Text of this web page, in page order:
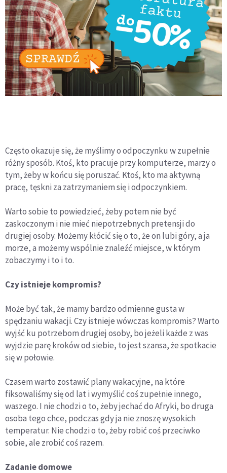
Często okazuje się, że myślimy o odpoczynku w zupełnie
różny sposób. Ktoś, kto pracuje przy komputerze, marzy o
tym, żeby w końcu się poruszać. Ktoś, kto ma aktywną
pracę, tęskni za zatrzymaniem się i odpoczynkiem.
Warto sobie to powiedzieć, żeby potem nie być
zaskoczonym i nie mieć niepotrzebnych pretensji do
drugiej osoby. Możemy kłócić się o to, że on lubi góry, a ja
morze, a możemy wspólnie znaleźć miejsce, w którym
zobaczymy i to i to.
Czy istnieje kompromis?
Może być tak, że mamy bardzo odmienne gusta w
spędzaniu wakacji. Czy istnieje wówczas kompromis? Warto
wyjść ku potrzebom drugiej osoby, bo jeżeli każde z was
wyjdzie parę kroków od siebie, to jest szansa, że spotkacie
się w połowie.
Czasem warto zostawić plany wakacyjne, na które
fiksowaliśmy się od lat i wymyślić coś zupełnie innego,
waszego. I nie chodzi o to, żeby jechać do Afryki, bo druga
osoba tego chce, podczas gdy ja nie znoszę wysokich
temperatur. Nie chodzi o to, żeby robić coś przeciwko
sobie, ale zrobić coś razem.
Zadanie domowe